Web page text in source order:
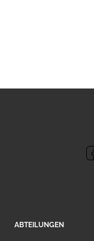
ABTEILUNGEN